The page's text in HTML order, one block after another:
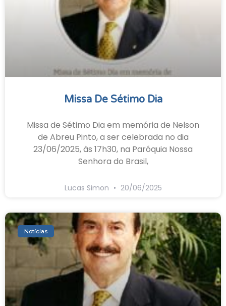
Missa De Sétimo Dia
Missa de Sétimo Dia em memória de Nelson
de Abreu Pinto, a ser celebrada no dia
23/06/2025, às 17h30, na Paróquia Nossa
Senhora do Brasil,
Lucas Simon 20/06/2025
Notícias